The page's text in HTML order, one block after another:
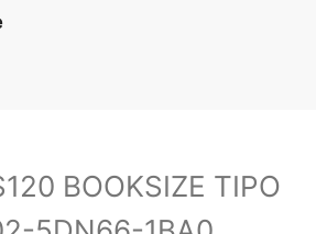
BOOKSIZE TIPO